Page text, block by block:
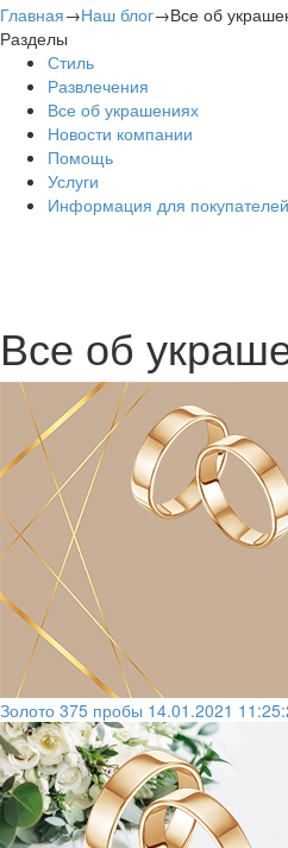
Главная→Наш блог→Все об
Разделы
Стиль
Развлечения
Все об украшениях
Новости компании
Помощь
Услуги
Информация для покупателей
Все об
Золото 375 пробы 14.01.2021